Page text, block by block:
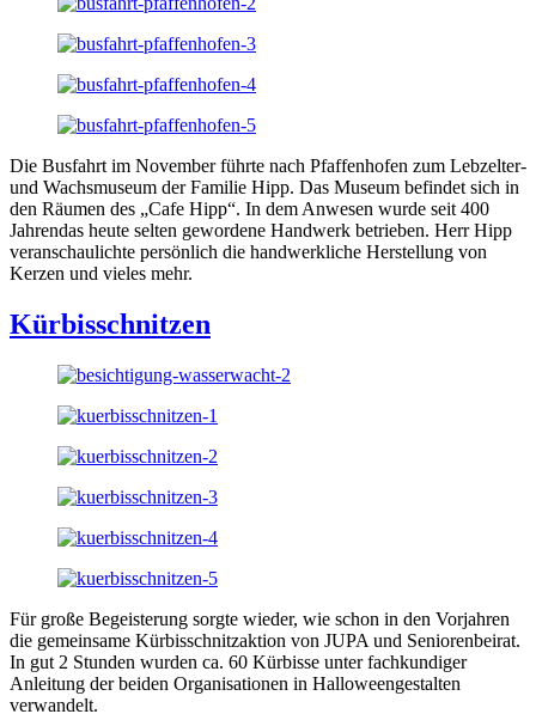
Die Busfahrt im November führte nach Pfaffenhofen zum Lebzelter-
und Wachsmuseum der Familie Hipp. Das Museum befindet sich in
den Räumen des „Cafe Hipp“. In dem Anwesen wurde seit 400
Jahrendas heute selten gewordene Handwerk betrieben. Herr Hipp
veranschaulichte persönlich die handwerkliche Herstellung von
Kerzen und vieles mehr.
Kürbisschnitzen
Für große Begeisterung sorgte wieder, wie schon in den Vorjahren
die gemeinsame Kürbisschnitzaktion von JUPA und Seniorenbeirat.
In gut 2 Stunden wurden ca. 60 Kürbisse unter fachkundiger
Anleitung der beiden Organisationen in Halloweengestalten
verwandelt.